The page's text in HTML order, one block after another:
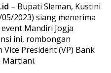
– Bupati Sleman, Kustini
2023) siang menerima
Mandiri Jogja
ini, rombongan
President (VP) Bank
Martiani.